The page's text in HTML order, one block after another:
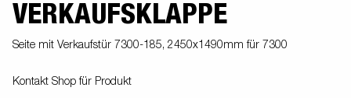
VERKAUFSKLAPPE
Seite mit Verkaufstür 7300-185, 2450x1490mm für 7300
Kontakt Shop für Produkt